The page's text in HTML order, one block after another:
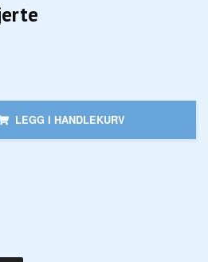
LEGG I HANDLEKURV